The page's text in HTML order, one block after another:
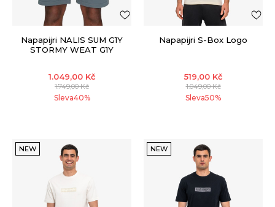
Napapijri NALIS SUM G1Y
STORMY WEAT G1Y
1.049,00 Kč
1.749,00Kč
Sleva40%
Napapijri S-Box Logo
519,00 Kč
1.049,00Kč
Sleva50%
NEW NEW